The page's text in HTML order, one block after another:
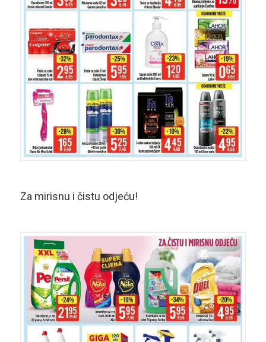
Za mirisnu i čistu odjeću!